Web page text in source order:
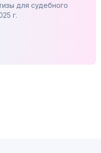
для судебного
г.